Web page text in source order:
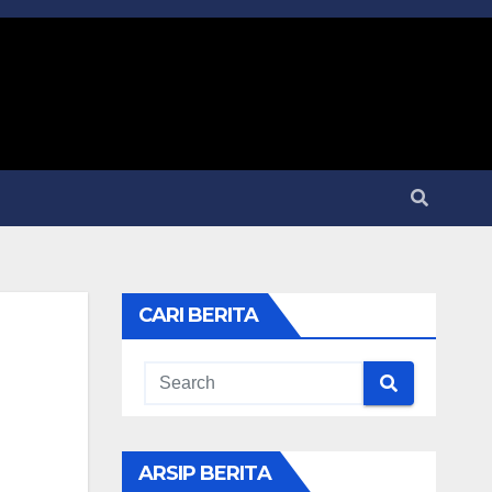
CARI BERITA
ARSIP BERITA